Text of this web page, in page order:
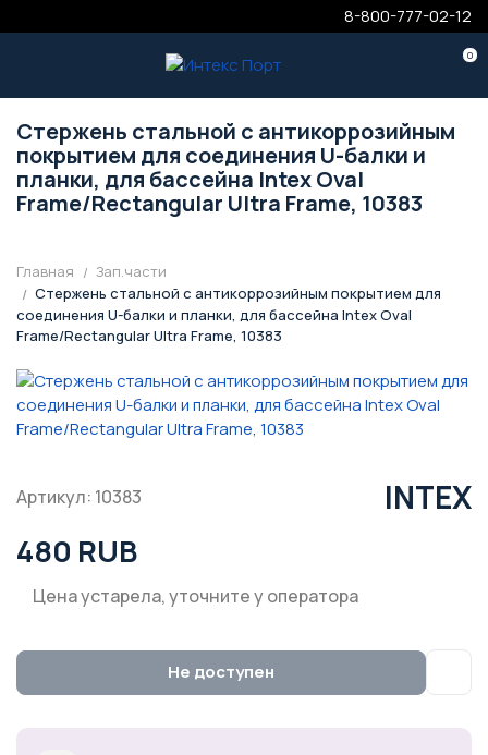
8-800-777-02-12
0
Стержень стальной с антикоррозийным
покрытием для соединения U-балки и
планки, для бассейна Intex Oval
Frame/Rectangular Ultra Frame, 10383
Главная
Зап.части
Стержень стальной с антикоррозийным покрытием для
соединения U-балки и планки, для бассейна Intex Oval
Frame/Rectangular Ultra Frame, 10383
Артикул: 10383 INTEX
480 RUB
Цена устарела, уточните у оператора
Не доступен